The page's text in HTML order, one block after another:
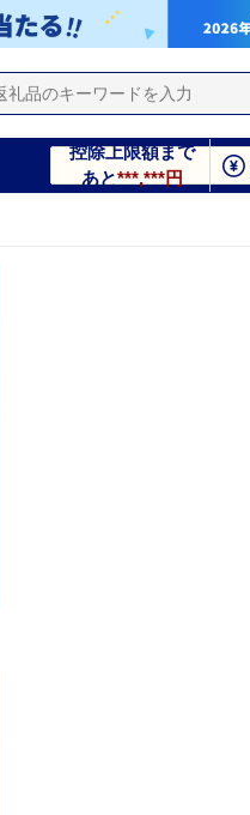
控除上限額まで
あと***,***円